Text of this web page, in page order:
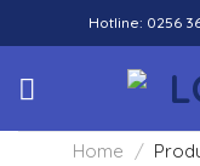
to
content
Hotline: 0256
Home /